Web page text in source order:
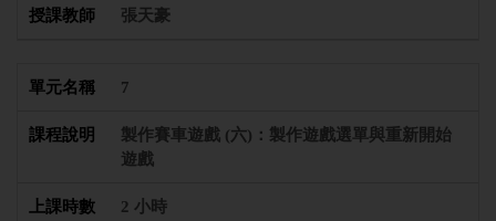
張天豪
7
製作賽車遊戲 (六)：製作遊戲選單與重新開始
遊戲
2 小時